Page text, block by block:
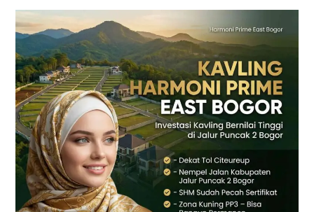
Kavling
Sukamakmur
Puncak
2
Bogor
|
View
Gunung
Hanjawong
&
SHM